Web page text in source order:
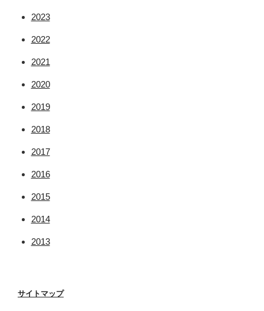
2023
2022
2021
2020
2019
2018
2017
2016
2015
2014
2013
サイトマップ